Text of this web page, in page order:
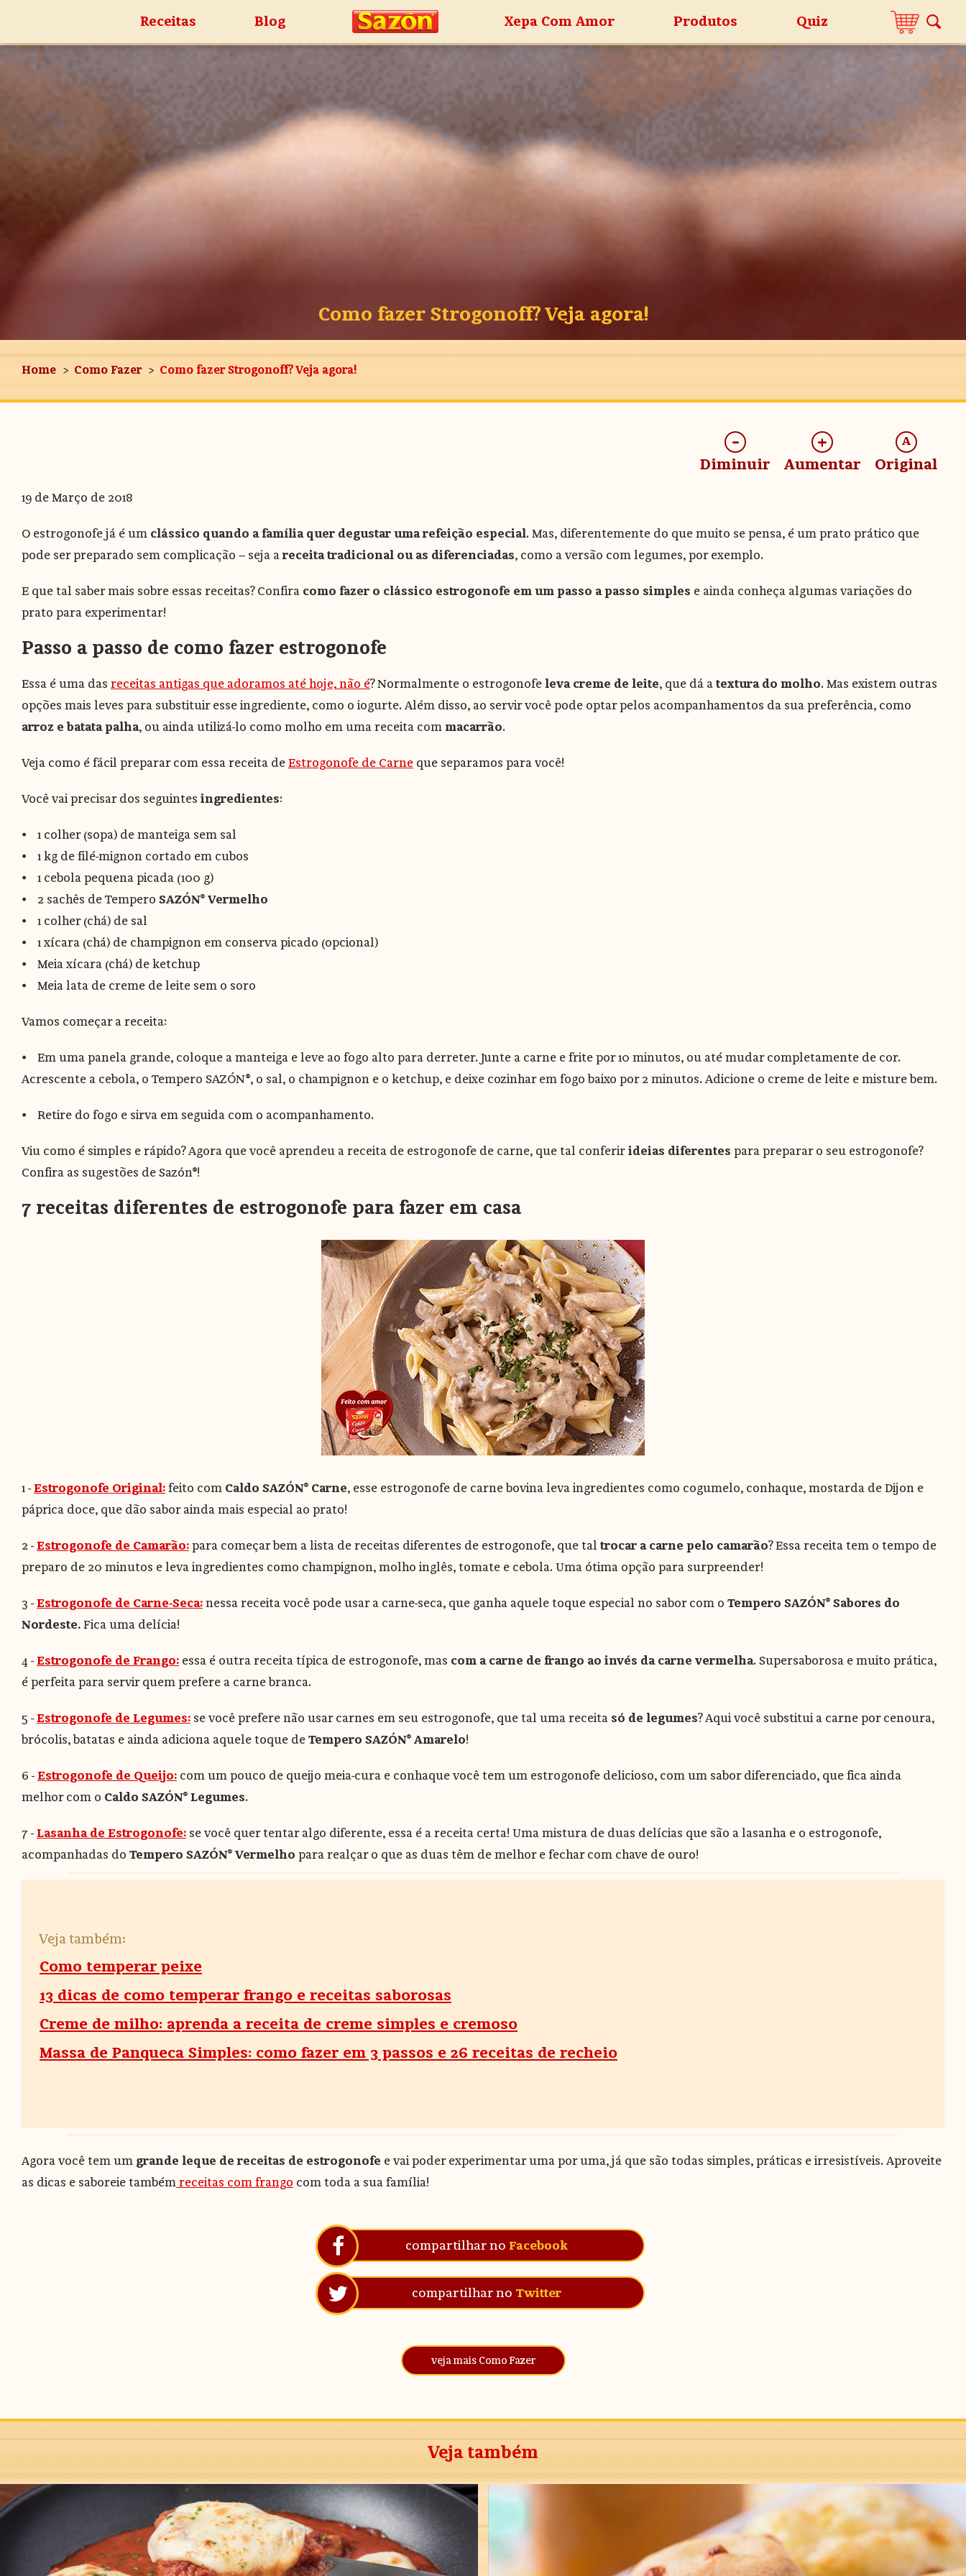
Receitas Blog Xepa Com Amor Produtos Quiz
Como fazer Strogonoff? Veja agora!
Home Como Fazer Como fazer Strogonoff? Veja agora!
-
Diminuir
+
Aumentar
A
Original
19 de Março de 2018
O estrogonofe já é um clássico quando a família quer degustar uma refeição especial. Mas, diferentemente do que muito se pensa, é um prato prático que
pode ser preparado sem complicação — seja areceita tradicional ou as diferenciadas, como a versão com legumes, por exemplo.
E que tal saber mais sobre essas receitas? Confira como fazer o clássico estrogonofe em um passo a passo simples e ainda conheça algumas variações do
prato para experimentar!
Passo a passo de como fazer estrogonofe
Essa é uma das receitas antigas que adoramos até hoje, não é? Normalmente o estrogonofe leva creme de leite, que dá a textura do molho. Mas existem outras
opções mais leves para substituir esse ingrediente, como o iogurte. Além disso, ao servir você pode optar pelos acompanhamentos da sua preferência, como
arroz e batata palha, ou ainda utilizá-lo como molho em uma receita com macarrão.
Veja como é fácil preparar com essa receita de Estrogonofe de Carne que separamos para você!
Você vai precisar dos seguintes ingredientes:
⦁ 1 colher (sopa) de manteiga sem sal
⦁ 1 kg de filé-mignon cortado em cubos
⦁ 1 cebola pequena picada (100 g)
⦁ 2 sachês de Tempero SAZÓN® Vermelho
⦁ 1 colher (chá) de sal
⦁ 1 xícara (chá) de champignon em conserva picado (opcional)
⦁ Meia xícara (chá) de ketchup
⦁ Meia lata de creme de leite sem o soro
Vamos começar a receita:
⦁ Em uma panela grande, coloque a manteiga e leve ao fogo alto para derreter. Junte a carne e frite por 10 minutos, ou até mudar completamente de cor.
Acrescente a cebola, o Tempero SAZÓN®, o sal, o champignon e o ketchup, e deixe cozinhar em fogo baixo por 2 minutos. Adicione o creme de leite e misture bem.
⦁ Retire do fogo e sirva em seguida com o acompanhamento.
Viu como é simples e rápido? Agora que você aprendeu a receita de estrogonofe de carne, que tal conferir ideias diferentes para preparar o seu estrogonofe?
Confira as sugestões de Sazón®!
7 receitas diferentes de estrogonofe para fazer em casa
1 -Estrogonofe Original: feito com Caldo SAZÓN® Carne, esse estrogonofe de carne bovina leva ingredientes como cogumelo, conhaque, mostarda de Dijon e
páprica doce, que dão sabor ainda mais especial ao prato!
2 -Estrogonofe de Camarão: para começar bem a lista de receitas diferentes de estrogonofe, que tal trocar a carne pelo camarão? Essa receita tem o tempo de
preparo de 20 minutos e leva ingredientes como champignon, molho inglês, tomate e cebola. Uma ótima opção para surpreender!
3 -Estrogonofe de Carne-Seca: nessa receita você pode usar a carne-seca, que ganha aquele toque especial no sabor com o Tempero SAZÓN® Sabores do
Nordeste. Fica uma delícia!
4 -Estrogonofe de Frango: essa é outra receita típica de estrogonofe, mas com a carne de frango ao invés da carne vermelha. Supersaborosa e muito prática,
é perfeita para servir quem prefere a carne branca.
5 -Estrogonofe de Legumes: se você prefere não usar carnes em seu estrogonofe, que tal uma receita só de legumes? Aqui você substitui a carne por cenoura,
brócolis, batatas e ainda adiciona aquele toque de Tempero SAZÓN® Amarelo!
6 -Estrogonofe de Queijo: com um pouco de queijo meia-cura e conhaque você tem um estrogonofe delicioso, com um sabor diferenciado, que fica ainda
melhor com o Caldo SAZÓN® Legumes.
7 -Lasanha de Estrogonofe: se você quer tentar algo diferente, essa é a receita certa! Uma mistura de duas delícias que são a lasanha e o estrogonofe,
acompanhadas do Tempero SAZÓN® Vermelho para realçar o que as duas têm de melhor e fechar com chave de ouro!
Veja também:
Como temperar peixe
13 dicas de como temperar frango e receitas saborosas
Creme de milho: aprenda a receita de creme simples e cremoso
Massa de Panqueca Simples: como fazer em 3 passos e 26 receitas de recheio
Agora você tem um grande leque de receitas de estrogonofe e vai poder experimentar uma por uma, já que são todas simples, práticas e irresistíveis. Aproveite
as dicas e saboreie também receitas com frango com toda a sua família!
compartilhar no Facebook
compartilhar no Twitter
veja mais Como Fazer
Veja também